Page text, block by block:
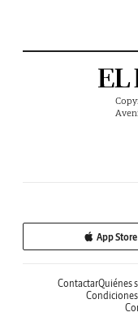
App Store
ContactarQuiénes